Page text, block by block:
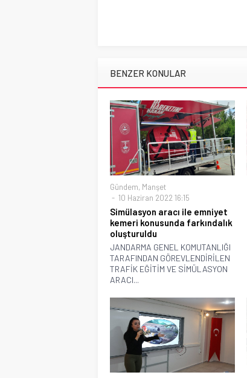
BENZER KONULAR
Gündem, Manşet
10 Haziran 2022 16:15
Simülasyon aracı ile emniyet
kemeri konusunda farkındalık
oluşturuldu
JANDARMA GENEL KOMUTANLIĞI
TARAFINDAN GÖREVLENDİRİLEN
TRAFİK EĞİTİM VE SİMÜLASYON
ARACI...